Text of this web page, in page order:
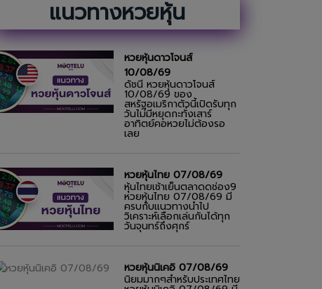
แนวทางหวยหุ้น
หวยหุ้นดาวโจนส์
10/08/69
ดัชนี หวยหุ้นดาวโจนส์
10/08/69 ของ
สหรัฐอเมริกาตัวนี้เปิดรับทุก
วันไม่มีหยุดกะทั่งเสาร์
อาทิตย์คอหวยไม่ต้องรอ
เลย
หวยหุ้นไทย 07/08/69
หุ้นไทยเช้าเย็นตลาดดช่อง9
หวยหุ้นไทย 07/08/69 มี
ครบกับแนวทางนำไป
วิเคราะห์เลือกเล่นกันได้ทุก
วันจุนทร์ถึงศุกร์
หวยหุ้นนิเคอิ 07/08/69
นิยมมากๆสำหรับประเทศไทย